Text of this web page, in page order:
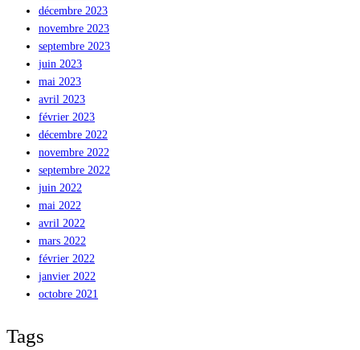
décembre 2023
novembre 2023
septembre 2023
juin 2023
mai 2023
avril 2023
février 2023
décembre 2022
novembre 2022
septembre 2022
juin 2022
mai 2022
avril 2022
mars 2022
février 2022
janvier 2022
octobre 2021
Tags